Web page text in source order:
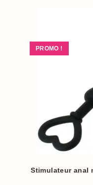
PROMO !
Stimulateur anal